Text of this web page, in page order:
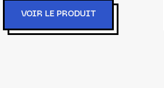
VOIR LE PRODUIT